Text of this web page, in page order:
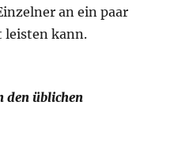
an ein paar
leisten kann.
den üblichen